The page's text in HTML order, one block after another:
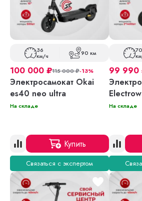
36
км/ч 90 км
100 000 ₽115 000₽-13%
Электросамокат Okai
es40 neo ultra
На складе
Купить
Связаться с экспертом
70
99 990
На складе